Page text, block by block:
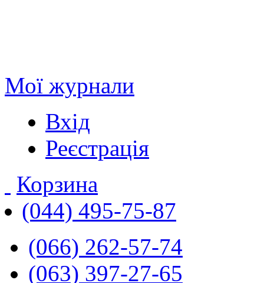
Мої журнали
Вхід
Реєстрація
Корзина
(044) 495-75-87
(066) 262-57-74
(063) 397-27-65